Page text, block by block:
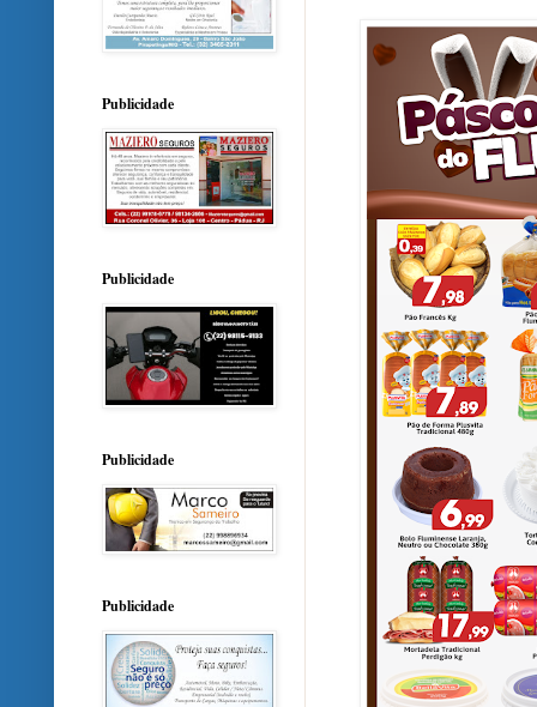
Publicidade
Publicidade
Publicidade
Publicidade